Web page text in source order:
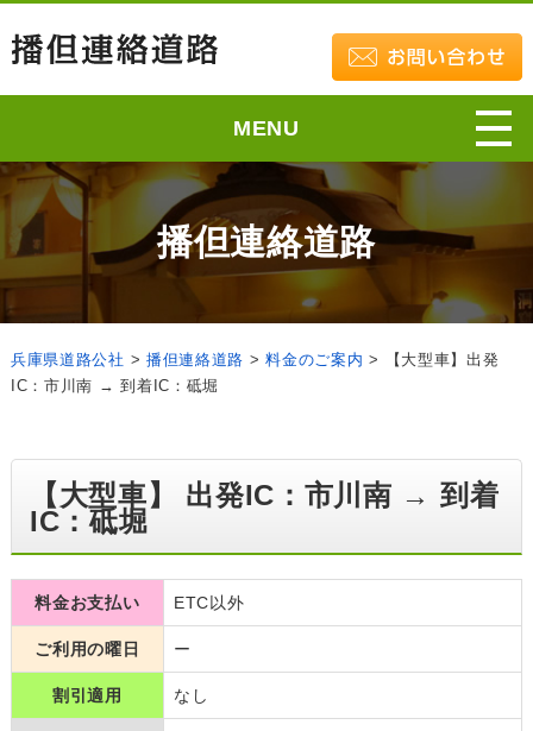
MENU
播但連絡道路
兵庫県道路公社 > 播但連絡道路 >料金のご案内 >
【大型車】出発
IC：市川南 → 到着IC：砥堀
【大型車】 出発IC：市川南 → 到着
IC：砥堀
料金お支払い ETC以外
ご利用の曜日 ー
割引適用 なし